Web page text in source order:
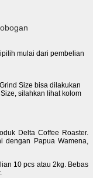
mulai dari pembelian
Size bisa dilakukan
silahkan lihat kolom
Delta Coffee Roaster.
dengan Papua Wamena,
10 pcs atau 2kg. Bebas